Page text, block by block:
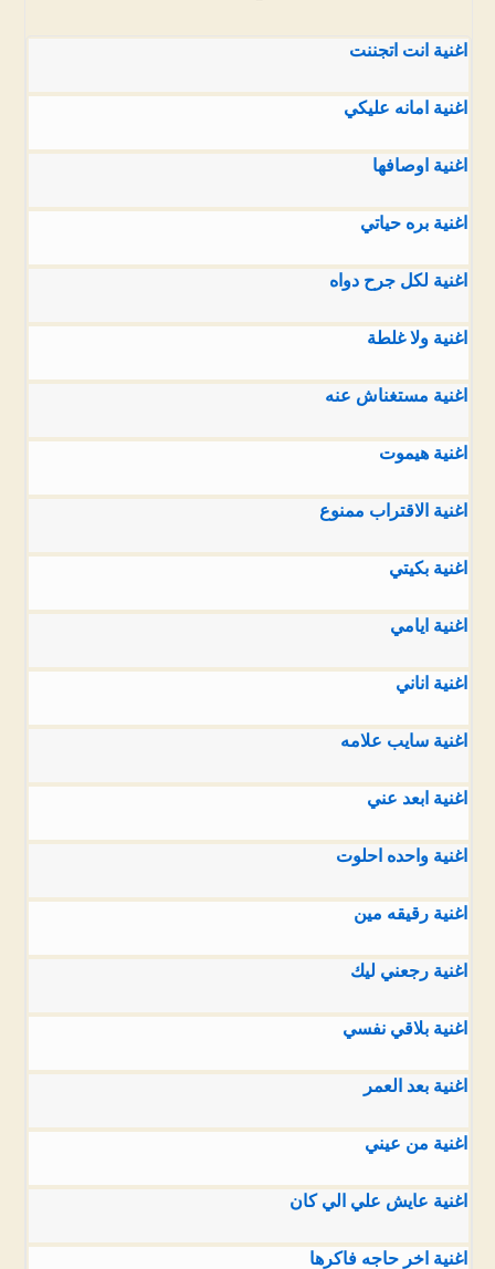
اغنية انت اتجننت
اغنية امانه عليكي
اغنية اوصافها
اغنية بره حياتي
اغنية لكل جرح دواه
اغنية ولا غلطة
اغنية مستغناش عنه
اغنية هيموت
اغنية الاقتراب ممنوع
اغنية بكيتي
اغنية ايامي
اغنية اناني
اغنية سايب علامه
اغنية ابعد عني
اغنية واحده احلوت
اغنية رقيقه مين
اغنية رجعني ليك
اغنية بلاقي نفسي
اغنية بعد العمر
اغنية من عيني
اغنية عايش علي الي كان
اغنية اخر حاجه فاكرها